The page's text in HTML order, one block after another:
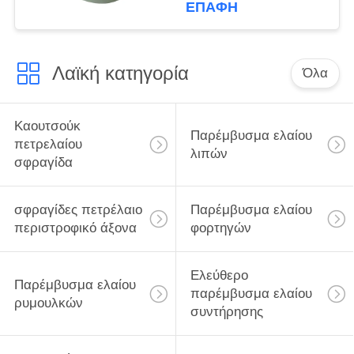
ΕΠΑΦΉ
Λαϊκή κατηγορία Όλα
Καουτσούκ
πετρελαίου
σφραγίδα
Παρέμβυσμα ελαίου
λιπών
σφραγίδες πετρέλαιο
περιστροφικό άξονα
Παρέμβυσμα ελαίου
φορτηγών
Παρέμβυσμα ελαίου
ρυμουλκών
Ελεύθερο
παρέμβυσμα ελαίου
συντήρησης